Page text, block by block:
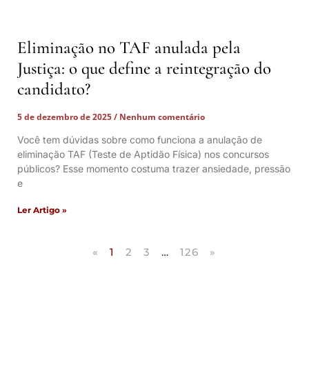
Eliminação no TAF anulada pela
Justiça: o que define a reintegração do
candidato?
5 de dezembro de 2025
Nenhum comentário
Você tem dúvidas sobre como funciona a anulação de
eliminação TAF (Teste de Aptidão Física) nos concursos
públicos? Esse momento costuma trazer ansiedade, pressão
e
Ler Artigo »
« 1 2 3 … 126 »